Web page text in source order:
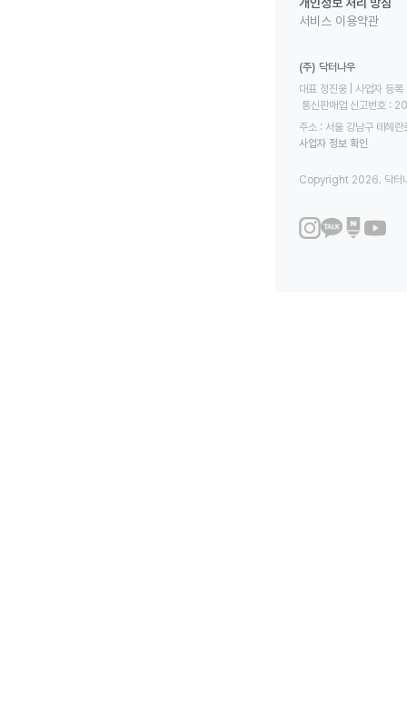
서비스 이용약관
(주) 닥터나우
대표 정진웅 | 사업자
통신판매업 신고번호
주소 : 서울 강남구 테헤
사업자 정보 확인
Copyright 2026. 닥터